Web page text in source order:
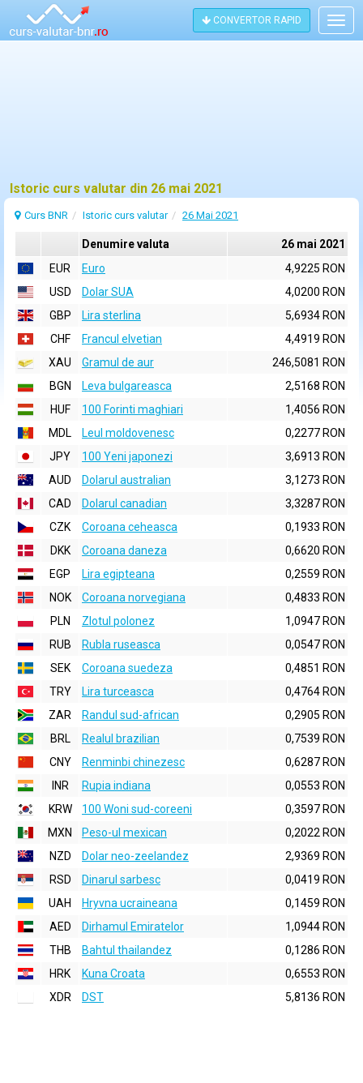
CONVERTOR RAPID
Istoric curs valutar din 26 mai 2021
Curs BNR Istoric curs valutar 26 Mai 2021
Denumire valuta
26 mai 2021
EUR
Euro
4,9225 RON
USD
Dolar SUA
4,0200 RON
GBP
Lira sterlina
5,6934 RON
CHF
Francul elvetian
4,4919 RON
XAU
Gramul de aur
246,5081 RON
BGN
Leva bulgareasca
2,5168 RON
HUF
100 Forinti maghiari
1,4056 RON
MDL
Leul moldovenesc
0,2277 RON
JPY
100 Yeni japonezi
3,6913 RON
AUD
Dolarul australian
3,1273 RON
CAD
Dolarul canadian
3,3287 RON
CZK
Coroana ceheasca
0,1933 RON
DKK
Coroana daneza
0,6620 RON
EGP
Lira egipteana
0,2559 RON
NOK
Coroana norvegiana
0,4833 RON
PLN
Zlotul polonez
1,0947 RON
RUB
Rubla ruseasca
0,0547 RON
SEK
Coroana suedeza
0,4851 RON
TRY
Lira turceasca
0,4764 RON
ZAR
Randul sud-african
0,2905 RON
BRL
Realul brazilian
0,7539 RON
CNY
Renminbi chinezesc
0,6287 RON
INR
Rupia indiana
0,0553 RON
KRW
100 Woni sud-coreeni
0,3597 RON
MXN
Peso-ul mexican
0,2022 RON
NZD
Dolar neo-zeelandez
2,9369 RON
RSD
Dinarul sarbesc
0,0419 RON
UAH
Hryvna ucraineana
0,1459 RON
AED
Dirhamul Emiratelor
1,0944 RON
THB
Bahtul thailandez
0,1286 RON
HRK
Kuna Croata
0,6553 RON
XDR
DST 5,8136 RON